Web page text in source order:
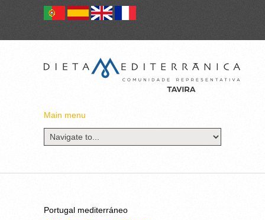
Main menu
Portugal mediterráneo